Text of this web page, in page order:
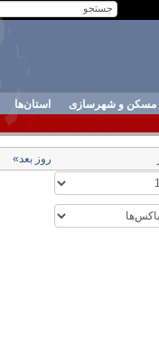
مسکن و شهرسازی استان‌ها
روز بعد»